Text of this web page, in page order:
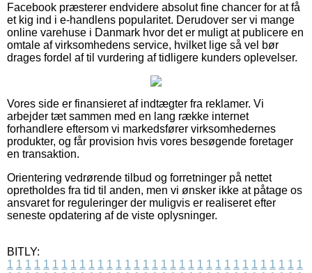
Facebook præsterer endvidere absolut fine chancer for at få
et kig ind i e-handlens popularitet. Derudover ser vi mange
online varehuse i Danmark hvor det er muligt at publicere en
omtale af virksomhedens service, hvilket lige så vel bør
drages fordel af til vurdering af tidligere kunders oplevelser.
Vores side er finansieret af indtægter fra reklamer. Vi
arbejder tæt sammen med en lang række internet
forhandlere eftersom vi markedsfører virksomhedernes
produkter, og får provision hvis vores besøgende foretager
en transaktion.
Orientering vedrørende tilbud og forretninger på nettet
opretholdes fra tid til anden, men vi ønsker ikke at påtage os
ansvaret for reguleringer der muligvis er realiseret efter
seneste opdatering af de viste oplysninger.
BITLY:
1 1 1 1 1 1 1 1 1 1 1 1 1 1 1 1 1 1 1 1 1 1 1 1 1 1 1 1 1 1 1 1 1